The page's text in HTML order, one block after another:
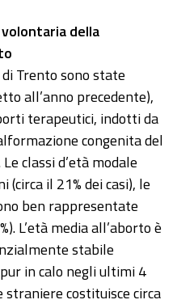
della
Trento sono state
all’anno precedente),
terapeutici, indotti da
congenita del
classi d’età modale
il 21% dei casi), le
ben rappresentate
L’età media all’aborto è
stabile
in calo negli ultimi 4
costituisce circa